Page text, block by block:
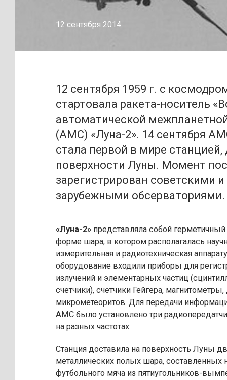
12 сентября 2014
12 сентября 1959 г. с
стартовала ракета-носитель
автоматической
(АМС) «Луна-2». 14 сентября
стала первой в мире
поверхности Луны. Момент
зарегистрирован советскими и
зарубежными обсерваториями.
«Луна-2» представляла собой
форме шара, в котором располагалась
измерительная и радиотехническая
оборудование входили приборы для
излучений и элементарных частиц
счетчики), счетчики Гейгера,
микрометеоритов. Для передачи
АМС было установлено три
на разных частотах.
Станция доставила на поверхность Луны
металлических полых шара, составленных
футбольного мяча из пятиугольников-